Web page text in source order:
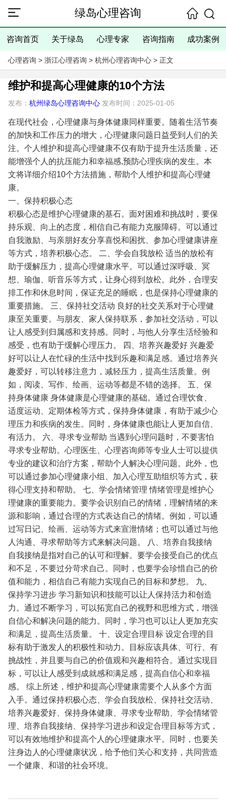
绿岛心理咨询
咨询首页 关于绿岛 心理专家 咨询指南 成功案例
心理咨询 > 浙江心理咨询 > 杭州心理咨询中心> 正文
维护和提高心理健康的10个方法
发布： 杭州绿岛心理咨询中心发布时间：2025-01-05
在现代社会，心理健康与身体健康同样重要。随着生活节奏
的加快和工作压力的增大，心理健康问题日益受到人们的关
注。个人维护和提高心理健康不仅有助于提升生活质量，还
能增强个人的抗压能力和幸福感,预防心理疾病的发生。本
文将详细介绍10个方法措施，帮助个人维护和提高心理健
康。
一、保持积极心态
积极心态是维护心理健康的基石。面对困难和挑战时，要保
持乐观、向上的态度，相信自己有能力克服障碍。可以通过
自我激励、与亲朋好友分享喜悦和困扰、参加心理健康讲座
等方式，培养积极心态。
二、学会自我放松适当的放松有
助于缓解压力，提高心理健康水平。可以通过深呼吸、冥
想、瑜伽、听音乐等方式，让身心得到放松。此外，合理安
排工作和休息时间，保证充足的睡眠，也是保持心理健康的
重要措施。
三、保持社交活动 良好的社交关系对于心理健
康至关重要。与朋友、家人保持联系，参加社交活动，可以
让人感受到归属感和支持感。同时，与他人分享生活经验和
感受，也有助于缓解心理压力。
四、培养兴趣爱好兴趣爱
好可以让人在忙碌的生活中找到乐趣和满足感。通过培养兴
趣爱好，可以转移注意力，减轻压力，提高生活质量。例
如，阅读、写作、绘画、运动等都是不错的选择。
五、保
持身体健康身体健康是心理健康的基础。通过合理饮食、
适度运动、定期体检等方式，保持身体健康，有助于减少心
理压力和疾病的发生。同时，身体健康也能让人更加自信、
有活力。
六、寻求专业帮助 当遇到心理问题时，不要害怕
寻求专业帮助。心理医生、心理咨询师等专业人士可以提供
专业的建议和治疗方案，帮助个人解决心理问题。此外，也
可以通过参加心理健康小组、加入心理互助组织等方式，获
得心理支持和帮助。
七、学会情绪管理 情绪管理是维护心
理健康的重要能力。要学会识别自己的情绪，理解情绪的来
源和影响，通过合理的方式表达自己的情绪。例如，可以通
过写日记、绘画、运动等方式来宣泄情绪；也可以通过与他
人沟通、寻求帮助等方式来解决问题。
八、培养自我接纳
自我接纳是指对自己的认可和理解。要学会接受自己的优点
和不足，不要过分苛求自己。同时，也要学会珍惜自己的价
值和能力，相信自己有能力实现自己的目标和梦想。
九、
保持学习进步学习新知识和技能可以让人保持活力和创造
力。通过不断学习，可以拓宽自己的视野和思维方式，增强
自信心和解决问题的能力。同时，学习也可以让人更加充实
和满足，提高生活质量。
十、设定合理目标设定合理的目
标有助于激发人的积极性和动力。目标应该具体、可行、有
挑战性，并且要与自己的价值观和兴趣相符合。通过实现目
标，可以让人感受到成就感和满足感，提高自信心和幸福
感。
综上所述，维护和提高心理健康需要个人从多个方面
入手。通过保持积极心态、学会自我放松、保持社交活动、
培养兴趣爱好、保持身体健康、寻求专业帮助、学会情绪管
理、培养自我接纳、保持学习进步和设定合理目标等方式，
可以有效地维护和提高个人的心理健康水平。同时，也要关
注身边人的心理健康状况，给予他们关心和支持，共同营造
一个健康、和谐的社会环境。